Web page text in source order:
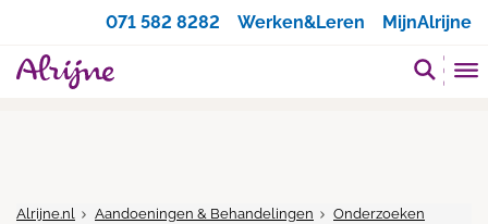
071 582 8282
Werken&Leren MijnAlrijne
Alrijne.nl Aandoeningen & Behandelingen
Onderzoeken